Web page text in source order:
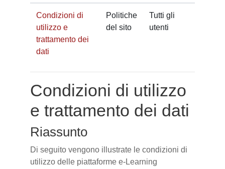
Condizioni di
utilizzo e
trattamento dei
dati
Politiche
del sito
Tutti gli
utenti
Condizioni di utilizzo
e trattamento dei dati
Riassunto
Di seguito vengono illustrate le condizioni di
utilizzo delle piattaforme e-Learning